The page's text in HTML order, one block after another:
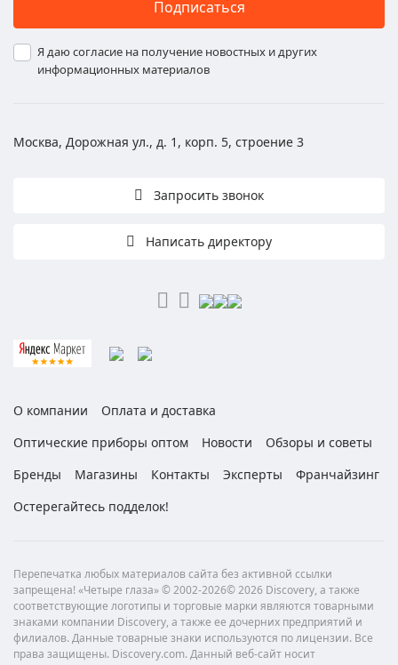
Подписаться
Я даю согласие на получение новостных и других
информационных материалов
Москва, Дорожная ул., д. 1, корп. 5, строение 3
Запросить звонок
Написать директору
О компании
Оплата и доставка
Оптические приборы оптом
Новости
Обзоры и советы
Бренды
Магазины Контакты Эксперты
Франчайзинг
Остерегайтесь подделок!
Перепечатка любых материалов сайта без активной ссылки
запрещена! «Четыре глаза» © 2002-2026© 2026 Discovery, а также
соответствующие логотипы и торговые марки являются товарными
знаками компании Discovery, а также ее дочерних предприятий и
филиалов. Данные товарные знаки используются по лицензии. Все
права защищены. Discovery.com. Данный веб-сайт носит